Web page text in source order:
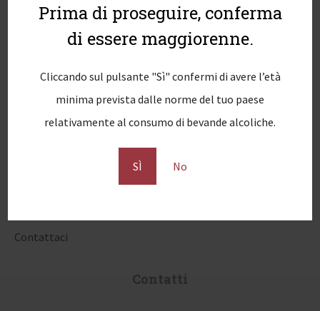
Prima di proseguire, conferma
di essere maggiorenne.
Cliccando sul pulsante "Sì" confermi di avere l’età
minima prevista dalle norme del tuo paese
relativamente al consumo di bevande alcoliche.
SÌ No
Condizioni generali di vendita
Spese di spedizione
Informativa sui Cookie
Account
Contattaci
Contatti